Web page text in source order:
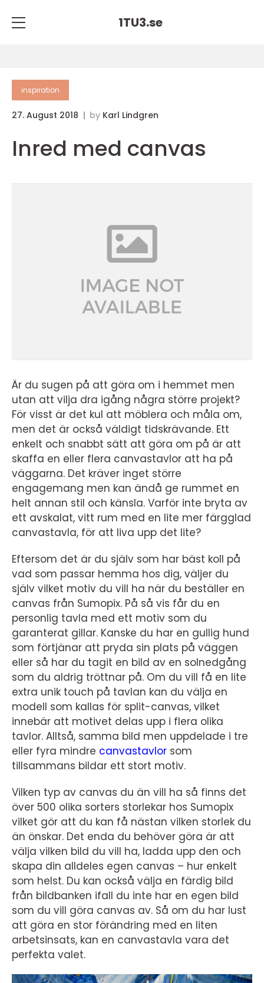
1TU3.se
inspiration
27. August 2018 by Karl Lindgren
Inred med canvas
Är du sugen på att göra om i hemmet men
utan att vilja dra igång några större projekt?
För visst är det kul att möblera och måla om,
men det är också väldigt tidskrävande. Ett
enkelt och snabbt sätt att göra om på är att
skaffa en eller flera canvastavlor att ha på
väggarna. Det kräver inget större
engagemang men kan ändå ge rummet en
helt annan stil och känsla. Varför inte bryta av
ett avskalat, vitt rum med en lite mer färgglad
canvastavla, för att liva upp det lite?
Eftersom det är du själv som har bäst koll på
vad som passar hemma hos dig, väljer du
själv vilket motiv du vill ha när du beställer en
canvas från Sumopix. På så vis får du en
personlig tavla med ett motiv som du
garanterat gillar. Kanske du har en gullig hund
som förtjänar att pryda sin plats på väggen
eller så har du tagit en bild av en solnedgång
som du aldrig tröttnar på. Om du vill få en lite
extra unik touch på tavlan kan du välja en
modell som kallas för split-canvas, vilket
innebär att motivet delas upp i flera olika
tavlor. Alltså, samma bild men uppdelade i tre
eller fyra mindre canvastavlor som
tillsammans bildar ett stort motiv.
Vilken typ av canvas du än vill ha så finns det
över 500 olika sorters storlekar hos Sumopix
vilket gör att du kan få nästan vilken storlek du
än önskar. Det enda du behöver göra är att
välja vilken bild du vill ha, ladda upp den och
skapa din alldeles egen canvas – hur enkelt
som helst. Du kan också välja en färdig bild
från bildbanken ifall du inte har en egen bild
som du vill göra canvas av. Så om du har lust
att göra en stor förändring med en liten
arbetsinsats, kan en canvastavla vara det
perfekta valet.